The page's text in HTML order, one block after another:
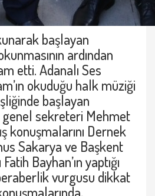
başlayan
ardından
etti. Adanalı Ses
okuduğu halk müziği
başlayan
genel sekreteri Mehmet
konuşmalarını Dernek
Sakarya ve Başkent
Bayhan’ın yaptığı
vurgusu dikkat